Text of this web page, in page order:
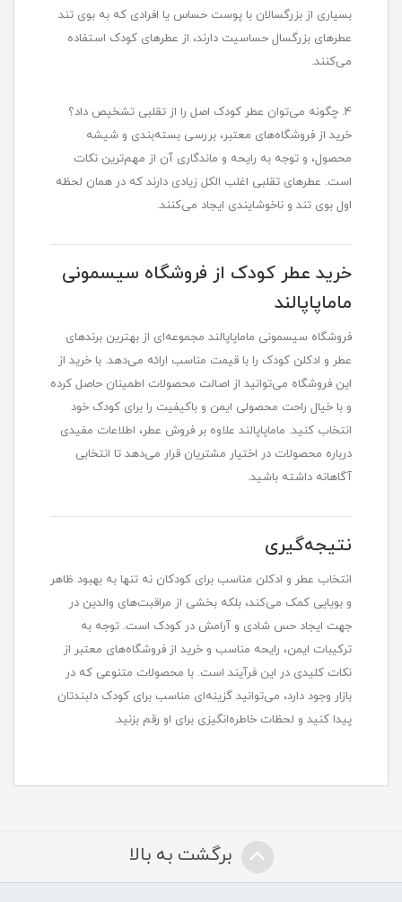
بسیاری از بزرگسالان با پوست حساس یا افرادی که به بوی تند
عطرهای بزرگسال حساسیت دارند، از عطرهای کودک استفاده
می‌کنند.
4. چگونه می‌توان عطر کودک اصل را از تقلبی تشخیص داد؟
خرید از فروشگاه‌های معتبر، بررسی بسته‌بندی و شیشه
محصول، و توجه به رایحه و ماندگاری آن از مهم‌ترین نکات
است. عطرهای تقلبی اغلب الکل زیادی دارند که در همان لحظه
اول بوی تند و ناخوشایندی ایجاد می‌کنند.
خرید عطر کودک از فروشگاه سیسمونی
ماماپاپالند
فروشگاه سیسمونی ماماپاپالند مجموعه‌ای از بهترین برندهای
عطر و ادکلن کودک را با قیمت مناسب ارائه می‌دهد. با خرید از
این فروشگاه می‌توانید از اصالت محصولات اطمینان حاصل کرده
و با خیال راحت محصولی ایمن و باکیفیت را برای کودک خود
انتخاب کنید. ماماپاپالند علاوه بر فروش عطر، اطلاعات مفیدی
درباره محصولات در اختیار مشتریان قرار می‌دهد تا انتخابی
آگاهانه داشته باشید.
نتیجه‌گیری
انتخاب عطر و ادکلن مناسب برای کودکان نه تنها به بهبود ظاهر
و بویایی کمک می‌کند، بلکه بخشی از مراقبت‌های والدین در
جهت ایجاد حس شادی و آرامش در کودک است. توجه به
ترکیبات ایمن، رایحه مناسب و خرید از فروشگاه‌های معتبر از
نکات کلیدی در این فرآیند است. با محصولات متنوعی که در
بازار وجود دارد، می‌توانید گزینه‌ای مناسب برای کودک دلبندتان
پیدا کنید و لحظات خاطره‌انگیزی برای او رقم بزنید.
برگشت به بالا